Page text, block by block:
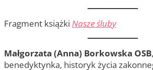
Fragment książki Nasze śluby
Małgorzata (Anna) Borkowska OSB
benedyktynka, historyk życia